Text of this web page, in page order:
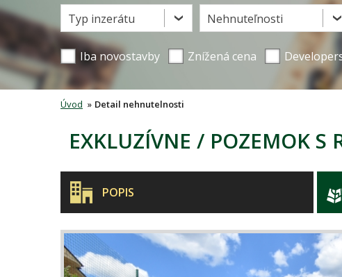
Typ inzerátu Nehnuteľnosti
Iba novostavby Znížená cena
Úvod » Detail nehnutelnosti
EXKLUZÍVNE / POZEMOK
POPIS